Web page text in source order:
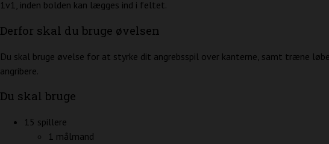
1v1, inden bolden kan lægges ind i feltet.
Derfor skal du bruge øvelsen
Du skal bruge øvelse for at styrke dit angrebsspil over kanterne, samt træne
angribere.
Du skal bruge
15 spillere
1 målmand